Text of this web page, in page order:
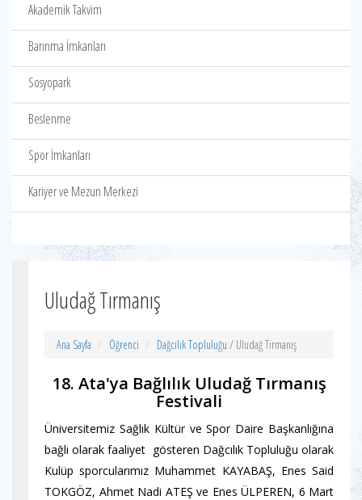
Akademik Takvim
Barınma İmkanları
Sosyopark
Beslenme
Spor İmkanları
Kariyer ve Mezun Merkezi
Uludağ Tırmanış
Ana Sayfa Öğrenci Dağcılık Topluluğu / Uludağ Tırmanış
18. Ata'ya Bağlılık Uludağ Tırmanış
Festivali
Üniversitemiz Sağlık Kültür ve Spor Daire Başkanlığına
bağlı olarak faaliyet gösteren Dağcılık Topluluğu olarak
Kulüp sporcularımız Muhammet KAYABAŞ, Enes Said
TOKGÖZ, Ahmet Nadi ATEŞ ve Enes ÜLPEREN, 6 Mart